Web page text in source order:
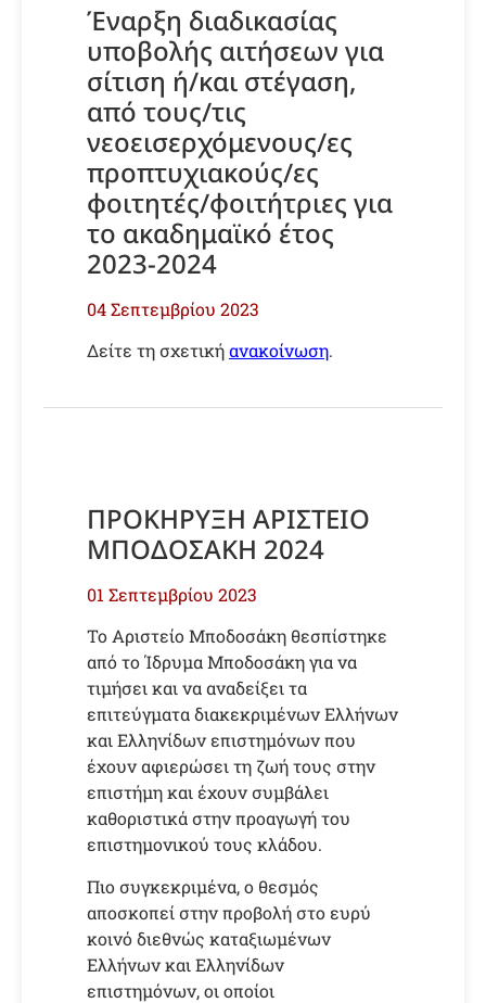
Έναρξη διαδικασίας
υποβολής αιτήσεων για
σίτιση ή/και στέγαση,
από τους/τις
νεοεισερχόμενους/ες
προπτυχιακούς/ες
φοιτητές/φοιτήτριες για
το ακαδημαϊκό έτος
2023-2024
04 Σεπτεμβρίου 2023
Δείτε τη σχετικήανακοίνωση.
ΠΡΟΚΗΡΥΞΗ ΑΡΙΣΤΕΙΟ
ΜΠΟΔΟΣΑΚΗ 2024
01 Σεπτεμβρίου 2023
Το Αριστείο Μποδοσάκη θεσπίστηκε
από το Ίδρυμα Μποδοσάκη για να
τιμήσει και να αναδείξει τα
επιτεύγματα διακεκριμένων Ελλήνων
και Ελληνίδων επιστημόνων που
έχουν αφιερώσει τη ζωή τους στην
επιστήμη και έχουν συμβάλει
καθοριστικά στην προαγωγή του
επιστημονικού τους κλάδου.
Πιο συγκεκριμένα, ο θεσμός
αποσκοπεί στην προβολή στο ευρύ
κοινό διεθνώς καταξιωμένων
Ελλήνων και Ελληνίδων
επιστημόνων, οι οποίοι